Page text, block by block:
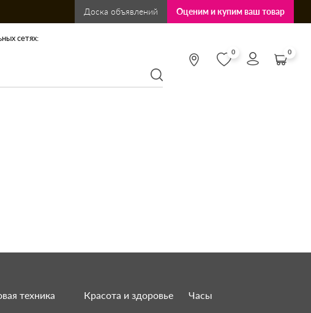
Доска объявлений Оценим и купим ваш товар
сетях:
0 0
техника Красота и здоровье Часы